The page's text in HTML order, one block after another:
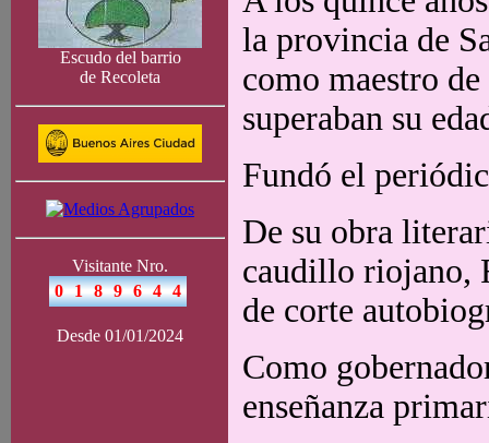
Escudo del barrio
de Recoleta
Visitante Nro.
Desde 01/01/2024
la provincia de
como maestro
superaban su
Fundó el
De su obra
caudillo riojano,
de corte
Como
enseñanza